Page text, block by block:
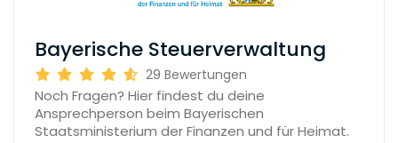
Bayerische Steuerverwaltung
29 Bewertungen
Noch Fragen? Hier findest du deine
Ansprechperson beim Bayerischen
Staatsministerium der Finanzen und für Heimat.